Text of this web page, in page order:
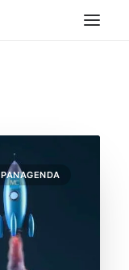
PANAGENDA